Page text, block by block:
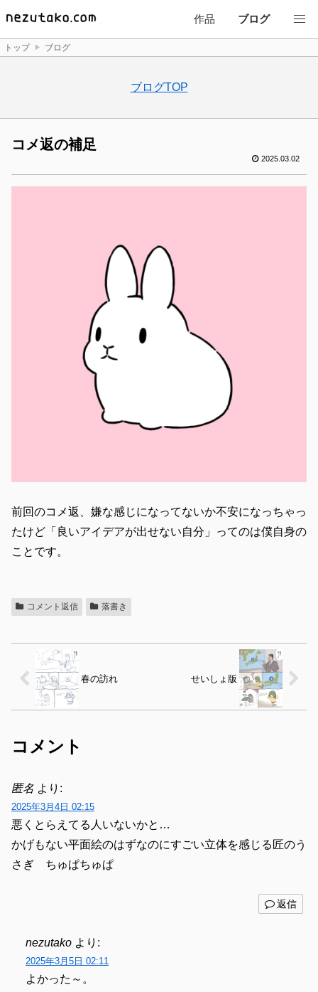
作品 ブログ
トップ ブログ
ブログTOP
コメ返の補足
2025.03.02
前回のコメ返、嫌な感じになってないか不安になっちゃっ
たけど「良いアイデアが出せない自分」ってのは僕自身の
ことです。
コメント返信 落書き
春の訪れ せいしょ版
コメント
匿名 より:
2025年3月4日 02:15
悪くとらえてる人いないかと…
かげもない平面絵のはずなのにすごい立体を感じる匠のう
さぎ ちゅぱちゅぱ
返信
nezutako より:
2025年3月5日 02:11
よかった～。